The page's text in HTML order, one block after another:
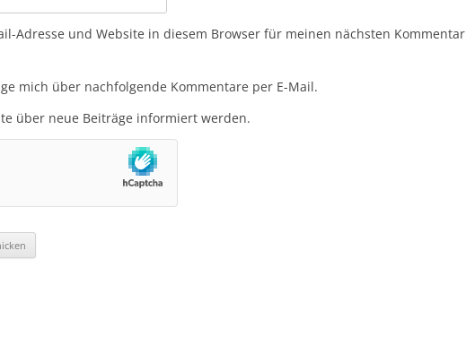
Adresse und Website in diesem Browser für meinen nächsten Kommentar
mich über nachfolgende Kommentare per E-Mail.
über neue Beiträge informiert werden.